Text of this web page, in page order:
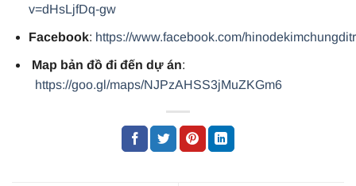
v=dHsLjfDq-gw
Facebook: https://www.facebook.com/
Map bản đồ đi đến dự án:
https://goo.gl/maps/NJPzAHSS3jMuZKGm6